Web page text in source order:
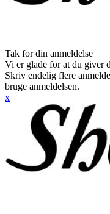
Tak for din anmeldelse
Vi er glade for at du giver
Skriv endelig flere
bruge anmeldelsen.
x